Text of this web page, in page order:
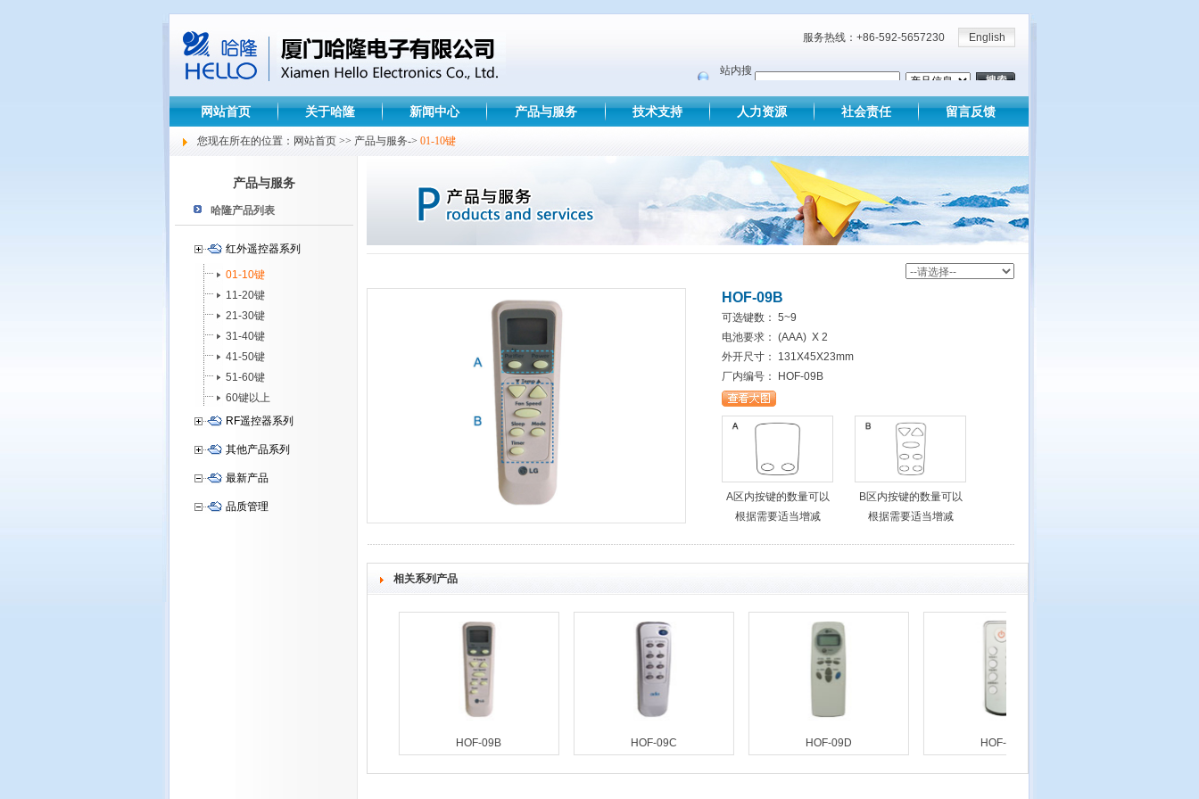
English
服务热线：+86-592-5657230
站内搜
网站首页 关于哈隆 新闻中心 产品与服务 技术支持 人力资源 社会责任 留言反馈
您现在所在的位置：网站首页 >> 产品与服务-> 01-10键
产品与服务
哈隆产品列表
红外遥控器系列
01-10键
11-20键
21-30键
31-40键
41-50键
51-60键
60键以上
RF遥控器系列
其他产品系列
最新产品
品质管理
HOF-09B
可选键数： 5~9
电池要求： (AAA) X 2
外开尺寸： 131X45X23mm
厂内编号： HOF-09B
A区内按键的数量可以
根据需要适当增减
B区内按键的数量可以
根据需要适当增减
相关系列产品
HOF-09B HOF-09C HOF-09D HOF-09G